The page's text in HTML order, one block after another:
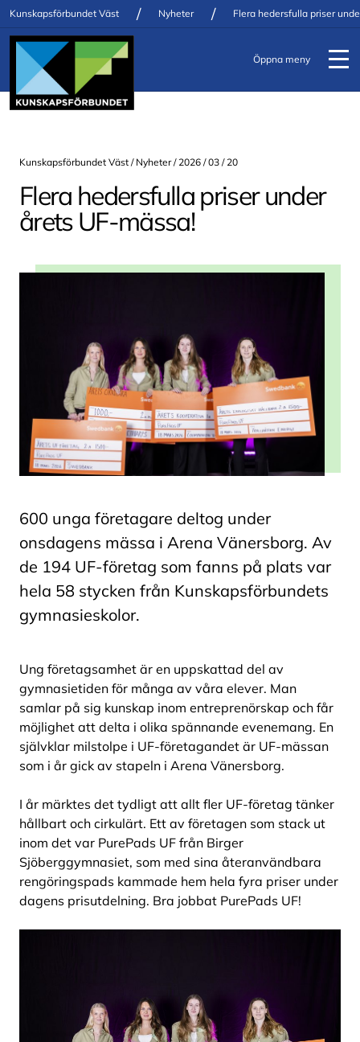
Kunskapsförbundet Väst / Nyheter / Flera hedersfulla priser
Öppna meny
Kunskapsförbundet Väst / Nyheter/ 2026 / 03 / 20
Flera hedersfulla priser under
årets UF-mässa!
600 unga företagare deltog under
onsdagens mässa i Arena Vänersborg. Av
de 194 UF-företag som fanns på plats var
hela 58 stycken från Kunskapsförbundets
gymnasieskolor.
Ung företagsamhet är en uppskattad del av
gymnasietiden för många av våra elever. Man
samlar på sig kunskap inom entreprenörskap och får
möjlighet att delta i olika spännande evenemang. En
självklar milstolpe i UF-företagandet är UF-mässan
som i år gick av stapeln i Arena Vänersborg.
I år märktes det tydligt att allt fler UF-företag tänker
hållbart och cirkulärt. Ett av företagen som stack ut
inom det var PurePads UF från Birger
Sjöberggymnasiet, som med sina återanvändbara
rengöringspads kammade hem hela fyra priser under
dagens prisutdelning. Bra jobbat PurePads UF!